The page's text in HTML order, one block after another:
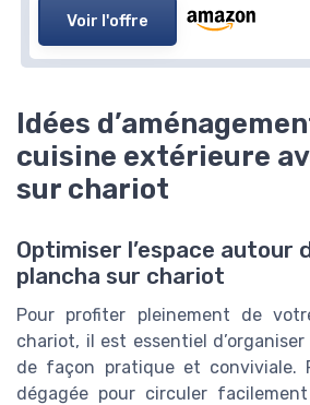
Voir l'offre
Idées
cuisine extérieure
sur chariot
Optimiser l’espace autour
plancha sur chariot
Pour profiter pleinement de
chariot, il est essentiel d’organiser
de façon pratique et conviviale.
dégagée pour circuler